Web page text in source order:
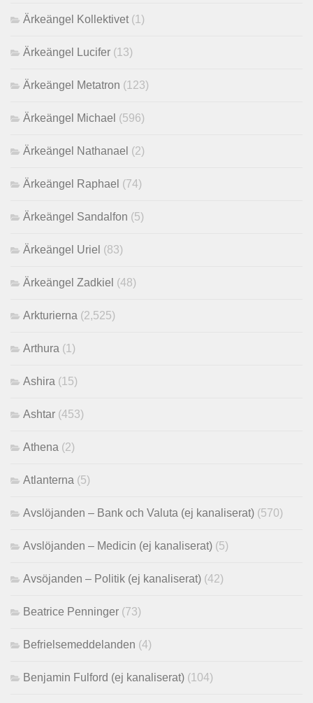
Ärkeängel Kollektivet (1)
Ärkeängel Lucifer (13)
Ärkeängel Metatron (123)
Ärkeängel Michael (596)
Ärkeängel Nathanael (2)
Ärkeängel Raphael (74)
Ärkeängel Sandalfon (5)
Ärkeängel Uriel (83)
Ärkeängel Zadkiel (48)
Arkturierna (2,525)
Arthura (1)
Ashira (15)
Ashtar (453)
Athena (2)
Atlanterna (5)
Avslöjanden – Bank och Valuta (ej kanaliserat) (570)
Avslöjanden – Medicin (ej kanaliserat) (5)
Avsöjanden – Politik (ej kanaliserat) (42)
Beatrice Penninger (73)
Befrielsemeddelanden (4)
Benjamin Fulford (ej kanaliserat) (104)